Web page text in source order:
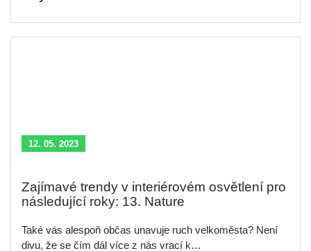
12. 05. 2023
Zajímavé trendy v interiérovém osvětlení pro
následující roky: 13. Nature
Také vás alespoň občas unavuje ruch velkoměsta? Není
divu, že se čím dál více z nás vrací k…